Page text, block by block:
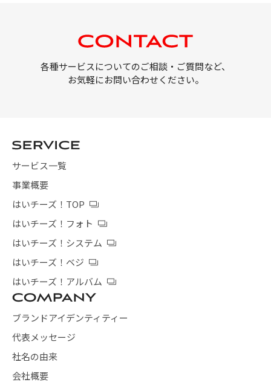
各種サービスについてのご相談・ご質問など、
お気軽にお問い合わせください。
サービス一覧
事業概要
はいチーズ！TOP
はいチーズ！フォト
はいチーズ！システム
はいチーズ！ベジ
はいチーズ！アルバム
ブランドアイデンティティー
代表メッセージ
社名の由来
会社概要